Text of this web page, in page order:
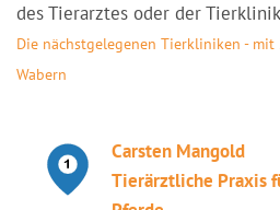
des Tierarztes oder der
Die nächstgelegenen Tierkliniken -
Wabern
Carsten Mangold
Tierärztliche Praxis